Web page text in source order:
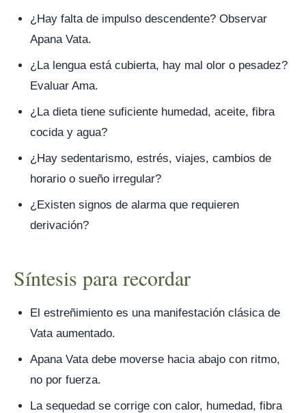
¿Hay falta de impulso descendente? Observar
Apana Vata.
¿La lengua está cubierta, hay mal olor o pesadez?
Evaluar Ama.
¿La dieta tiene suficiente humedad, aceite, fibra
cocida y agua?
¿Hay sedentarismo, estrés, viajes, cambios de
horario o sueño irregular?
¿Existen signos de alarma que requieren
derivación?
Síntesis para recordar
El estreñimiento es una manifestación clásica de
Vata aumentado.
Apana Vata debe moverse hacia abajo con ritmo,
no por fuerza.
La sequedad se corrige con calor, humedad, fibra